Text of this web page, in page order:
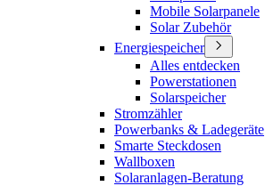
Mobile Solarpanele
Solar Zubehör
Energiespeicher
Alles entdecken
Powerstationen
Solarspeicher
Stromzähler
Powerbanks & Ladegeräte
Smarte Steckdosen
Wallboxen
Solaranlagen-Beratung